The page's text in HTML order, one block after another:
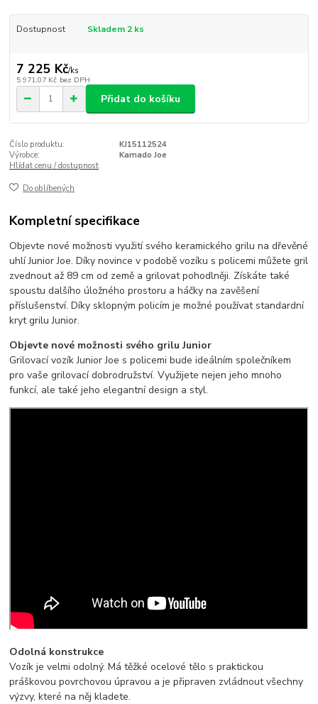
Dostupnost Skladem 2 ks
7 225 Kč/ks
5 971,07 Kč bez DPH
Přidat do košíku
Číslo produktu:
KJ15112524
Výrobce:
Kamado Joe
Hlídat cenu / dostupnost
Do oblíbených
Kompletní specifikace
Objevte nové možnosti využití svého keramického grilu na dřevěné
uhlí Junior Joe. Díky novince v podobě vozíku s policemi můžete gril
zvednout až 89 cm od země a grilovat pohodlněji. Získáte také
spoustu dalšího úložného prostoru a háčky na zavěšení
příslušenství. Díky sklopným policím je možné používat standardní
kryt grilu Junior.
Objevte nové možnosti svého grilu Junior
Grilovací vozík Junior Joe s policemi bude ideálním společníkem
pro vaše grilovací dobrodružství. Využijete nejen jeho mnoho
funkcí, ale také jeho elegantní design a styl.
Odolná konstrukce
Vozík je velmi odolný. Má těžké ocelové tělo s praktickou
práškovou povrchovou úpravou a je připraven zvládnout všechny
výzvy, které na něj kladete.